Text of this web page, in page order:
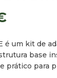
é um kit de
base
prático para